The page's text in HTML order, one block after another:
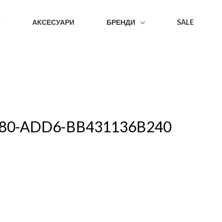
АКСЕСУАРИ БРЕНДИ SALE
ADD6-BB431136B240